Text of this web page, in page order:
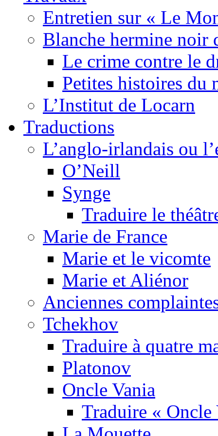
Entretien sur « Le
Blanche hermine noir
Le crime contre le
Petites histoires du
L’Institut de Locarn
Traductions
L’anglo-irlandais ou
O’Neill
Synge
Traduire le
Marie de France
Marie et le vicomte
Marie et Aliénor
Anciennes
Tchekhov
Traduire à quatre
Platonov
Oncle Vania
Traduire « Oncle